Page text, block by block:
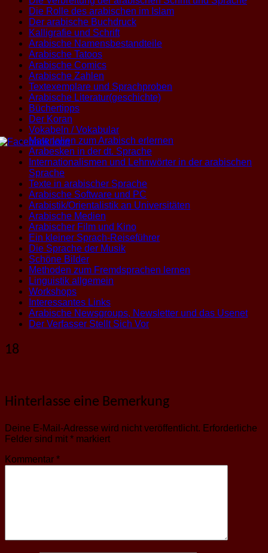
Die Rolle des arabischen im Islam
Der arabische Buchdruck
Kalligrafie und Schrift
Arabische Namensbestandteile
Arabische Tatoos
Arabische Comics
Arabische Zahlen
Textexemplare und Sprachproben
Arabische Literatur(geschichte)
Büchertipps
Der Koran
Vokabeln / Vokabular
Materialien zum Arabisch erlernen
Arabesken in der dt. Sprache
Internationalismen und Lehnwörter in der arabischen
Sprache
Texte in arabischer Sprache
Arabische Software und PC
Arabistik/Orientalistik an Universitäten
Arabische Medien
Arabischer Film und Kino
Ein kleiner Sprach-Reiseführer
Die Sprache der Musik
Schöne Bilder
Methoden zum Fremdsprachen lernen
Linguistik allgemein
Workshops
Interessantes Links
Arabische Newsgroups, Newsletter und das Usenet
Der Verfasser Stellt Sich Vor
18
Hinterlasse eine Bemerkung
Deine E-Mail-Adresse wird nicht veröffentlicht. Erforderliche
Felder sind mit * markiert
Kommentar *